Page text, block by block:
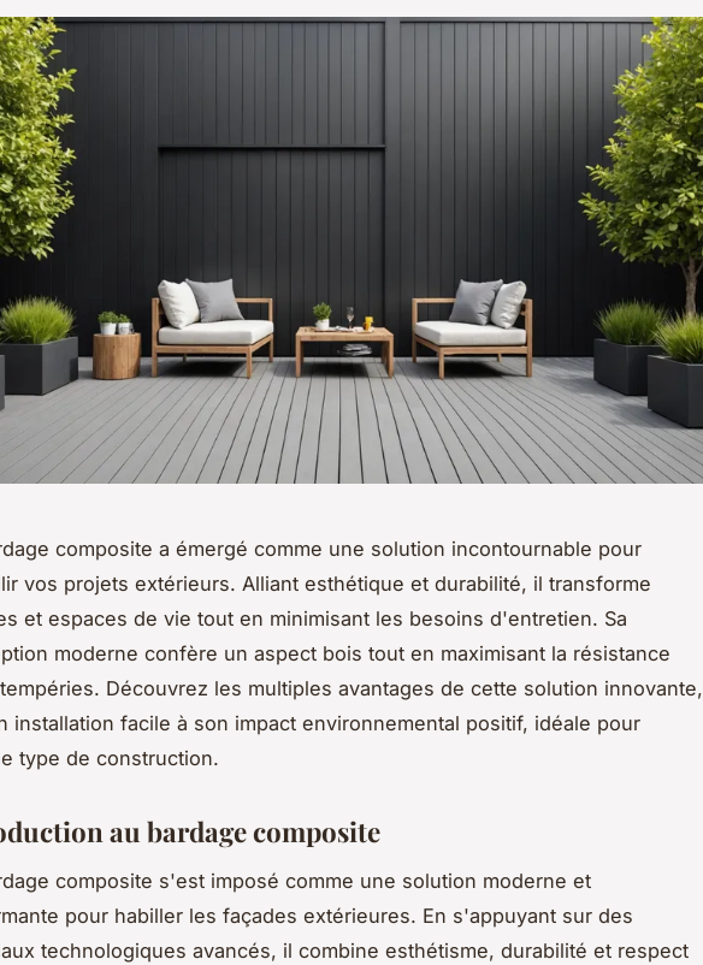
composite a émergé comme une solution incontournable pour
vos projets extérieurs. Alliant esthétique et durabilité, il transforme
et espaces de vie tout en minimisant les besoins d'entretien. Sa
moderne confère un aspect bois tout en maximisant la résistance
Découvrez les multiples avantages de cette solution innovante,
installation facile à son impact environnemental positif, idéale pour
type de construction.
au bardage composite
composite s'est imposé comme une solution moderne et
pour habiller les façades extérieures. En s'appuyant sur des
technologiques avancés, il combine esthétisme, durabilité et respect